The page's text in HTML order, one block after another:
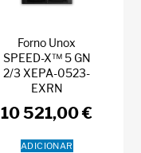
Forno Unox
SPEED-X™ 5 GN
2/3 XEPA-0523-
EXRN
10 521,00€
ADICIONAR